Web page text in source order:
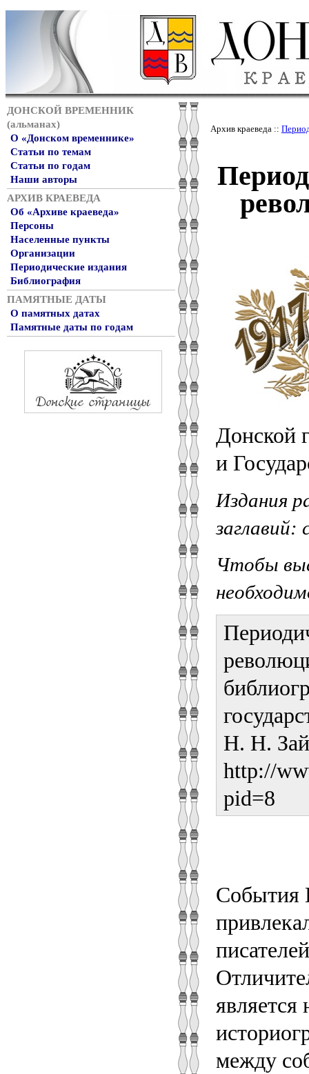
ДОНСКОЙ ВРЕМЕННИК
(альманах)
О «Донском временнике»
Статьи по темам
Статьи по годам
Наши авторы
АРХИВ КРАЕВЕДА
Об «Архиве краеведа»
Персоны
Населенные пункты
Организации
Периодические издания
Библиография
ПАМЯТНЫЕ ДАТЫ
О памятных датах
Памятные даты по годам
Архив краеведа ::
Донской
и
Издания
заглавий:
Чтобы
Н. Н.
http://
pid=8
События
между